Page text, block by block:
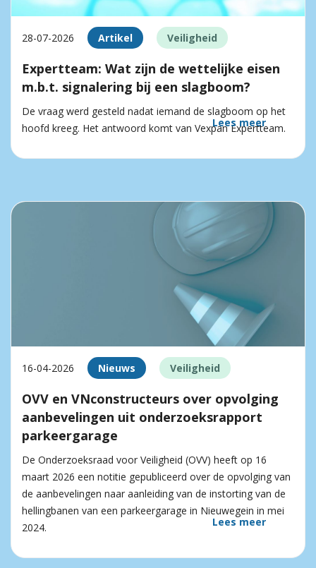
28-07-2026 Artikel Veiligheid
Expertteam: Wat zijn de wettelijke eisen
m.b.t. signalering bij een slagboom?
De vraag werd gesteld nadat iemand de slagboom op het
hoofd kreeg. Het antwoord komt van Vexpan Expertteam.
Lees meer
16-04-2026 Nieuws Veiligheid
OVV en VNconstructeurs over opvolging
aanbevelingen uit onderzoeksrapport
parkeergarage
De Onderzoeksraad voor Veiligheid (OVV) heeft op 16
maart 2026 een notitie gepubliceerd over de opvolging van
de aanbevelingen naar aanleiding van de instorting van de
hellingbanen van een parkeergarage in Nieuwegein in mei
2024.
Lees meer